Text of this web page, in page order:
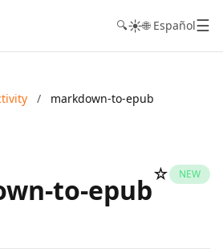
🔍☀️🌐 Español☰
/ markdown-to-epub
to-epub☆ NEW